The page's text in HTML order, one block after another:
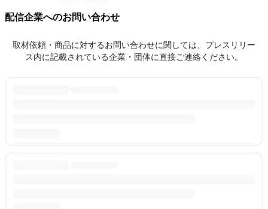
配信企業へのお問い合わせ
取材依頼・商品に対するお問い合わせに関しては、プレスリリー
ス内に記載されている企業・団体に直接ご連絡ください。